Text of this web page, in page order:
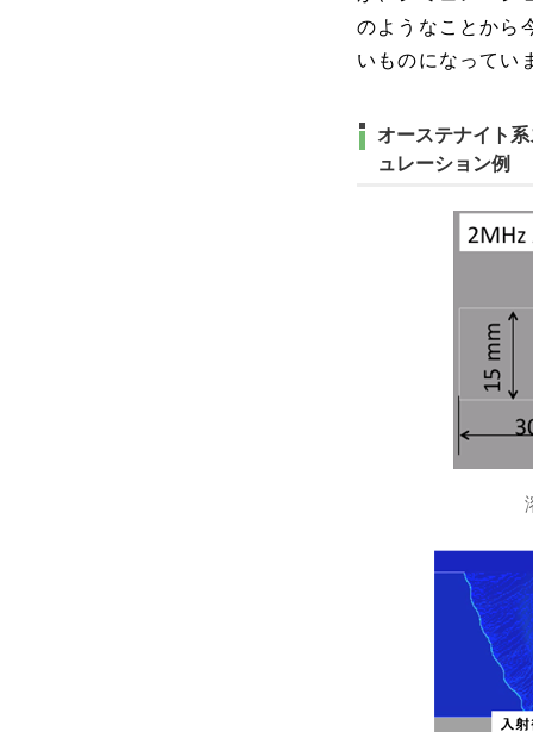
のようなことから
いものになってい
オーステナイト
ュレーション例